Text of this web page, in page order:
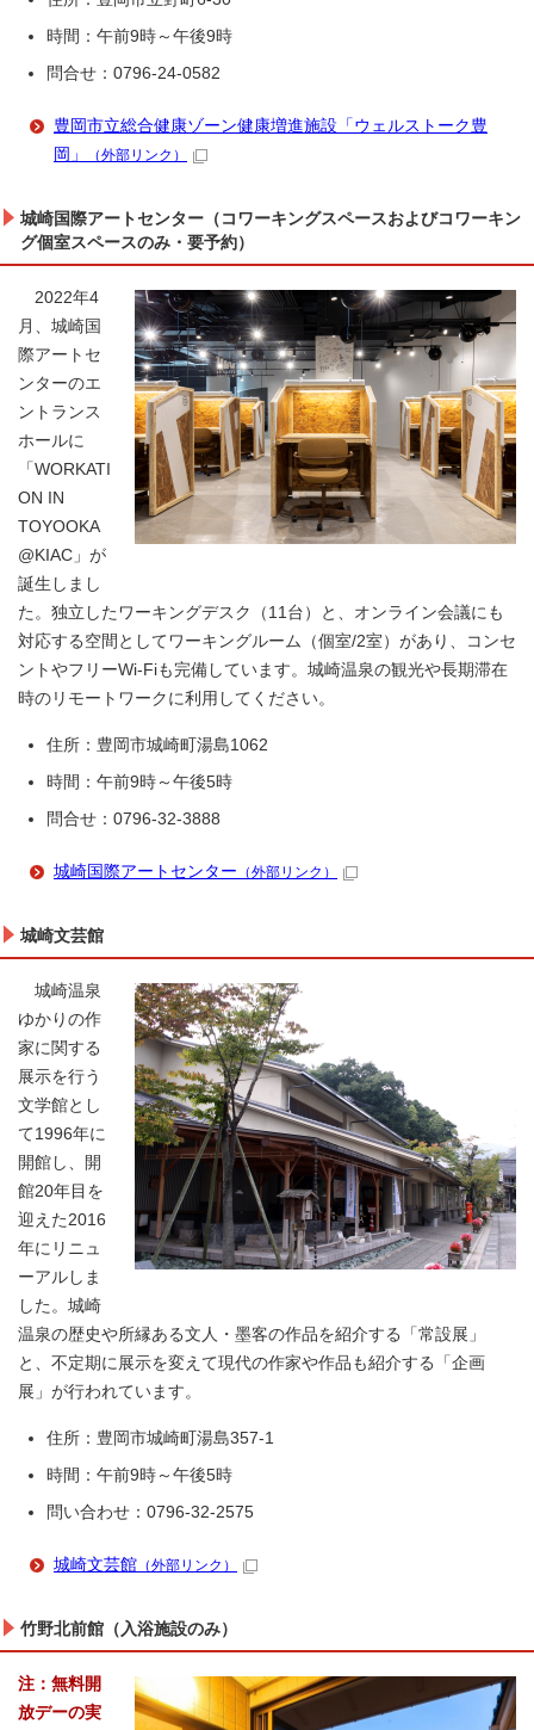
時間：午前9時～午後9時
問合せ：0796-24-0582
豊岡市立総合健康ゾーン健康増進施設「ウェルストーク豊
岡」
（外部リンク）
城崎国際アートセンター（コワーキングスペースおよびコワーキン
グ個室スペースのみ・要予約）
2022年4
月、城崎国
際アートセ
ンターのエ
ントランス
ホールに
「WORKATI
ON IN
TOYOOKA
@KIAC」が
誕生しまし
た。独立したワーキングデスク（11台）と、オンライン会議にも
対応する空間としてワーキングルーム（個室/2室）があり、コンセ
ントやフリーWi-Fiも完備しています。城崎温泉の観光や長期滞在
時のリモートワークに利用してください。
住所：豊岡市城崎町湯島1062
時間：午前9時～午後5時
問合せ：0796-32-3888
城崎国際アートセンター （外部リンク）
城崎文芸館
城崎温泉
ゆかりの作
家に関する
展示を行う
文学館とし
て1996年に
開館し、開
館20年目を
迎えた2016
年にリニュ
ーアルしま
した。城崎
温泉の歴史や所縁ある文人・墨客の作品を紹介する「常設展」
と、不定期に展示を変えて現代の作家や作品も紹介する「企画
展」が行われています。
住所：豊岡市城崎町湯島357-1
時間：午前9時～午後5時
問い合わせ：0796-32-2575
城崎文芸館 （外部リンク）
竹野北前館（入浴施設のみ）
注：無料開
放デーの実